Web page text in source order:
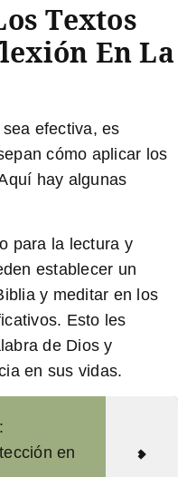
Textos
En La
efectiva, es
cómo aplicar los
hay algunas
para la lectura y
establecer un
y meditar en los
Esto les
de Dios y
en sus vidas.
en